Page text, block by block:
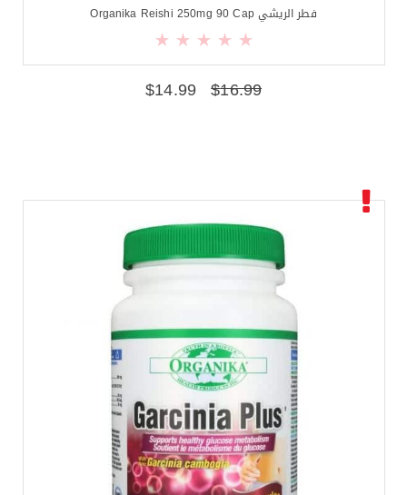
فطر الريشي Organika Reishi 250mg 90 Cap
$16.99
$14.99